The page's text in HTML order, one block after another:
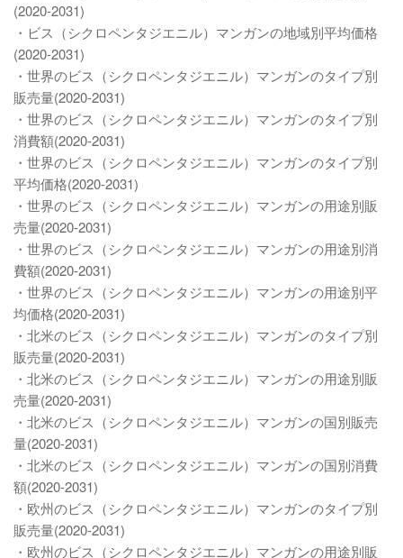
(2020-2031)
・ビス（シクロペンタジエニル）マンガンの地域別平均価格
(2020-2031)
・世界のビス（シクロペンタジエニル）マンガンのタイプ別
販売量(2020-2031)
・世界のビス（シクロペンタジエニル）マンガンのタイプ別
消費額(2020-2031)
・世界のビス（シクロペンタジエニル）マンガンのタイプ別
平均価格(2020-2031)
・世界のビス（シクロペンタジエニル）マンガンの用途別販
売量(2020-2031)
・世界のビス（シクロペンタジエニル）マンガンの用途別消
費額(2020-2031)
・世界のビス（シクロペンタジエニル）マンガンの用途別平
均価格(2020-2031)
・北米のビス（シクロペンタジエニル）マンガンのタイプ別
販売量(2020-2031)
・北米のビス（シクロペンタジエニル）マンガンの用途別販
売量(2020-2031)
・北米のビス（シクロペンタジエニル）マンガンの国別販売
量(2020-2031)
・北米のビス（シクロペンタジエニル）マンガンの国別消費
額(2020-2031)
・欧州のビス（シクロペンタジエニル）マンガンのタイプ別
販売量(2020-2031)
・欧州のビス（シクロペンタジエニル）マンガンの用途別販